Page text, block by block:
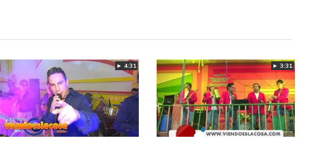
► 4:31 ► 3:31